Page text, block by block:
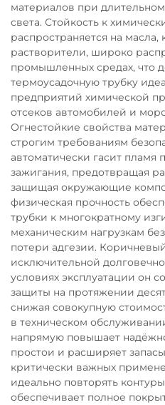
материалов при
света. Стойкость к
распространяется на
растворители, широко
промышленных средах, что
термоусадочную трубку
предприятий химической
отсеков автомобилей и
Огнестойкие свойства
строгим требованиям
автоматически гасит пламя
зажигания, предотвращая
защищая окружающие
физическая прочность
трубки к многократному
механическим нагрузкам
потери адгезии.
исключительной
условиях эксплуатации он
защиты на протяжении
снижая совокупную
в техническом
напрямую повышает
простои и расширяет
критически важных
идеально повторять
обеспечивает полное